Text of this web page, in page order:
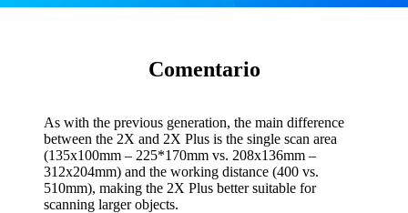
Comentario
As with the previous generation, the main difference
between the 2X and 2X Plus is the single scan area
(135x100mm – 225*170mm vs. 208x136mm –
312x204mm) and the working distance (400 vs.
510mm), making the 2X Plus better suitable for
scanning larger objects.